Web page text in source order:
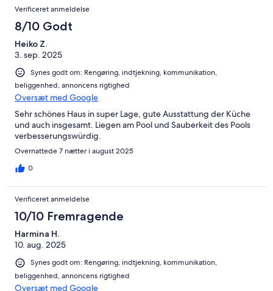
Verificeret anmeldelse
8/10 Godt
Heiko Z.
3. sep. 2025
Synes godt om: Rengøring, indtjekning, kommunikation,
beliggenhed, annoncens rigtighed
Oversæt med Google
Sehr schönes Haus in super Lage, gute Ausstattung der Küche
und auch insgesamt. Liegen am Pool und Sauberkeit des Pools
verbesserungswürdig.
Overnattede 7 nætter i august 2025
0
Verificeret anmeldelse
10/10 Fremragende
Harmina H.
10. aug. 2025
Synes godt om: Rengøring, indtjekning, kommunikation,
beliggenhed, annoncens rigtighed
Oversæt med Google